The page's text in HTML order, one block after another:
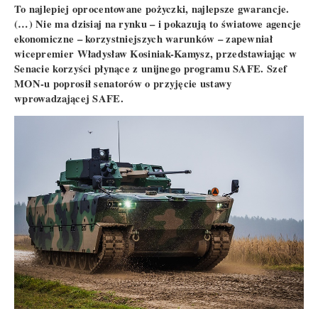
To najlepiej oprocentowane pożyczki, najlepsze gwarancje.
(…) Nie ma dzisiaj na rynku – i pokazują to światowe agencje
ekonomiczne – korzystniejszych warunków – zapewniał
wicepremier Władysław Kosiniak-Kamysz, przedstawiając w
Senacie korzyści płynące z unijnego programu SAFE. Szef
MON-u poprosił senatorów o przyjęcie ustawy
wprowadzającej SAFE.